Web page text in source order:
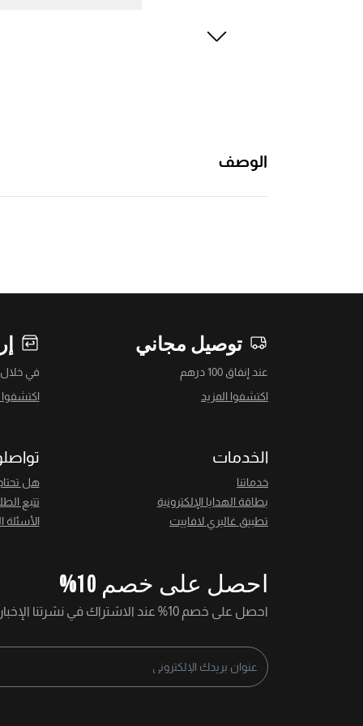
الوصف
توصيل مجاني
عند إنفاق 100 درهم
اكتشفوا المزيد
في خلال 14
اكتشفوا
الخدمات
خدماتنا
بطاقة الهدايا الإلكترونية
تطبيق غاليري لافاييت
هل
تتبع
الأسئلة
احصل على خصم 10%
احصل على خصم 10% عند الاشتراك في نشرتنا الإخبارية